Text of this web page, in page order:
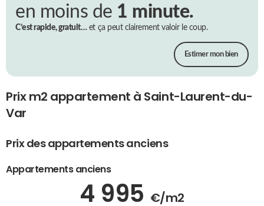
en moins de 1 minute.
C’est rapide, gratuit…et ça peut clairement valoir le coup.
Estimer mon bien
Prix m2 appartement à Saint-Laurent-du-
Var
Prix des appartements anciens
Appartements anciens
4 995 €/m2